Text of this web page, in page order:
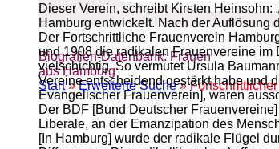
Biografien-Datenbank: Frauen
aus Hamburg
Start»Erweiterte Suche»
Dieser Verein, schreibt Kirsten Heinsohn:
Hamburg entwickelt. Nach der
Der Fortschrittliche Frauenverein
und 1908 die radikalen Frauenvereine
vielschichtig. So vermutet Ursula
Vereine entscheidend gestärkt habe und
Evangelischer Frauenverein], waren
Der BDF [Bund Deutscher
Liberale, an der Emanzipation des
[In Hamburg] wurde der radikale Flügel